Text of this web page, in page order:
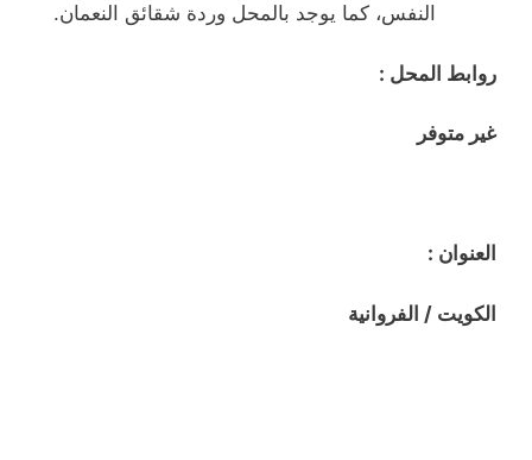
النفس، كما يوجد بالمحل وردة شقائق النعمان.
روابط المحل :
غير متوفر
العنوان :
الكويت / الفروانية